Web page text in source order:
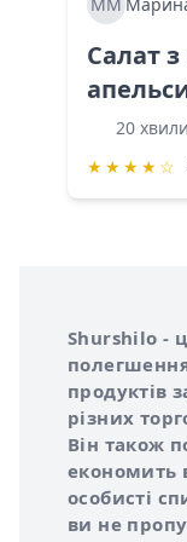
Салат
20
★ ★ ★ ★ ☆
Про сервіс
Shurshilo -
продуктів
різних
Він також
економить
особисті
ви не